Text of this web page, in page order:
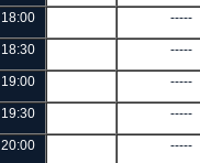
18:00 -----
18:30 -----
19:00 -----
19:30 -----
20:00 -----